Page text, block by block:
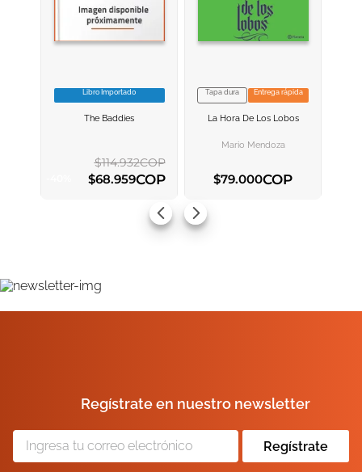
VER INFORMACION
Libro Importado
The Baddies
$114.932COP
$68.959COP
VER INFORMACION
Tapa dura Entrega rápida
La Hora De Los Lobos
Mario Mendoza
$79.000COP
Regístrate en nuestro newsletter
Regístrate